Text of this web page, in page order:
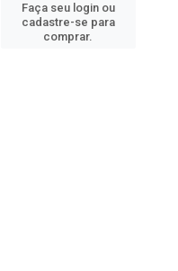
Faça seu login ou
cadastre-se para
comprar.